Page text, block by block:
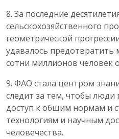
8. За последние
сельскохозяйственного
геометрической
удавалось предотвратить
сотни миллионов человек
9. ФАО стала центром
следит за тем, чтобы люди
доступ к общим нормам и
технологиям и научным
человечества.